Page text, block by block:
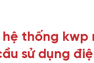
thống
sử dụng